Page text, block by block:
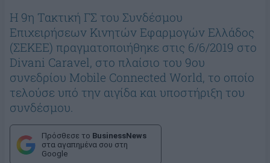
Η 9η Τακτική ΓΣ του Συνδέσμου
Επιχειρήσεων Κινητών Εφαρμογών Ελλάδος
(ΣΕΚΕΕ) πραγματοποιήθηκε στις 6/6/2019 στο
Divani Caravel, στο πλαίσιο του 9ου
συνεδρίου Mobile Connected World, το οποίο
τελούσε υπό την αιγίδα και υποστήριξη του
συνδέσμου.
Πρόσθεσε το BusinessNews
στα αγαπημένα σου στη
Google